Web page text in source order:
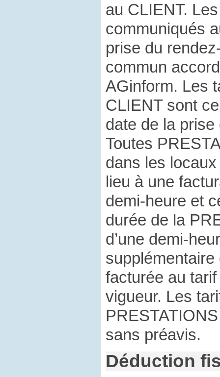
au CLIENT.
communiqués
prise du
commun
AGinform. Les
CLIENT sont
date de la
Toutes
dans les
lieu à une
demi-heure et
durée de la
d’une demi-
facturée au
vigueur. Les
sans préavis.
Déduction